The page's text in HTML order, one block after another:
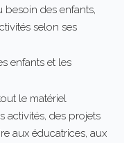
besoin des enfants,
selon ses
enfants et les
le matériel
activités, des projets
aux éducatrices, aux